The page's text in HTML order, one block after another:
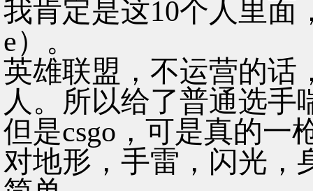
我肯定是这10个人里面
e）。
英雄联盟，不运营的话
人。所以给了普通选手
但是csgo，可是真的一
对地形，手雷，闪光，